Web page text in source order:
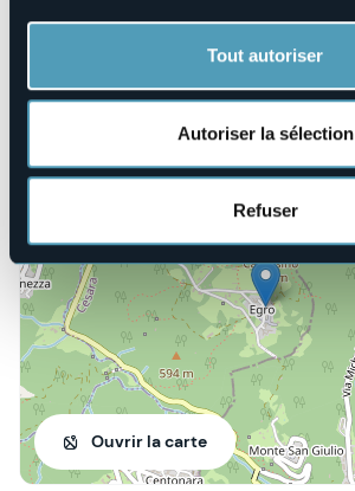
Tout autoriser
Autoriser la sélection
Refuser
municipio@comune.cesara.vb.it
Piazza S. Camillo, 6
Ouvrir la carte